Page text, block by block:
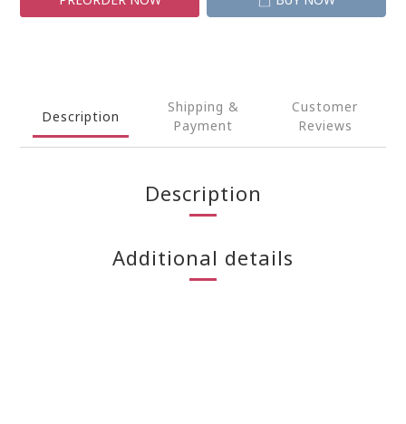
Description
Shipping &
Payment
Customer
Reviews
Description
Additional details